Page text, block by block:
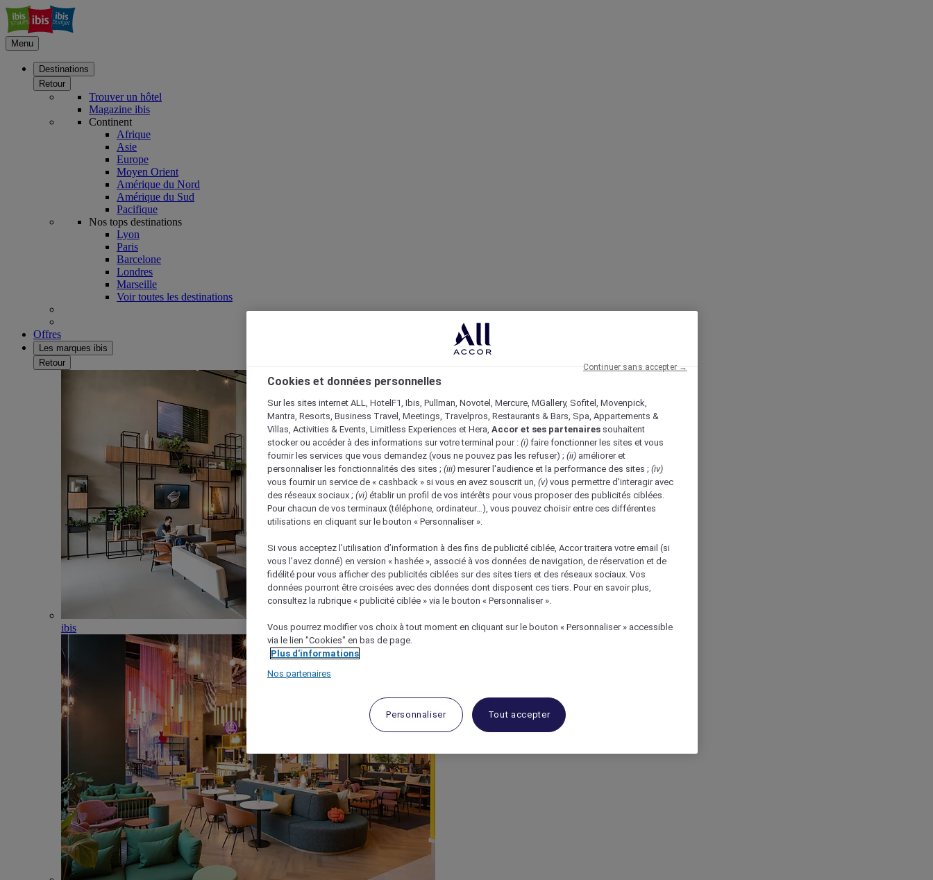
Menu
Destinations
Retour
Trouver un hôtel
Magazine ibis
Continent
Afrique
Asie
Europe
Moyen Orient
Amérique du Nord
Amérique du Sud
Pacifique
Nos tops destinations
Lyon
Paris
Barcelone
Londres
Marseille
Voir toutes les destinations
Offres
Les marques ibis
Retour
ibis
Cookies et données personnelles
Sur les sites internet ALL, HotelF1, Ibis, Pullman, Novotel, Mercure, MGallery, Sofitel, Movenpick,
Mantra, Resorts, Business Travel, Meetings, Travelpros, Restaurants & Bars, Spa, Appartements &
Villas, Activities & Events, Limitless Experiences et Hera, Accor et ses partenaires souhaitent
stocker ou accéder à des informations sur votre terminal pour : (i) faire fonctionner les sites et vous
fournir les services que vous demandez (vous ne pouvez pas les refuser) ; (ii) améliorer et
personnaliser les fonctionnalités des sites ; (iii) mesurer l'audience et la performance des sites ; (iv)
vous fournir un service de « cashback » si vous en avez souscrit un, (v) vous permettre d'interagir avec
des réseaux sociaux ; (vi) établir un profil de vos intérêts pour vous proposer des publicités ciblées.
Pour chacun de vos terminaux (téléphone, ordinateur…), vous pouvez choisir entre ces différentes
utilisations en cliquant sur le bouton « Personnaliser ».
Si vous acceptez l’utilisation d’information à des fins de publicité ciblée, Accor traitera votre email (si
vous l’avez donné) en version « hashée », associé à vos données de navigation, de réservation et de
fidélité pour vous afficher des publicités ciblées sur des sites tiers et des réseaux sociaux. Vos
données pourront être croisées avec des données dont disposent ces tiers. Pour en savoir plus,
consultez la rubrique « publicité ciblée » via le bouton « Personnaliser ».
Vous pourrez modifier vos choix à tout moment en cliquant sur le bouton « Personnaliser » accessible
via le lien "Cookies" en bas de page.
Plus d'informations
Nos partenaires
Personnaliser Tout accepter
Continuer sans accepter →